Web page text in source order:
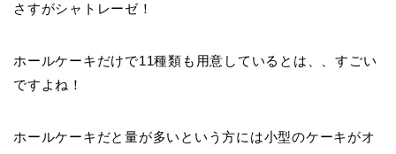
さすがシャトレーゼ！
ホールケーキだけで11種類も用意しているとは、、すごい
ですよね！
ホールケーキだと量が多いという方には小型のケーキがオ